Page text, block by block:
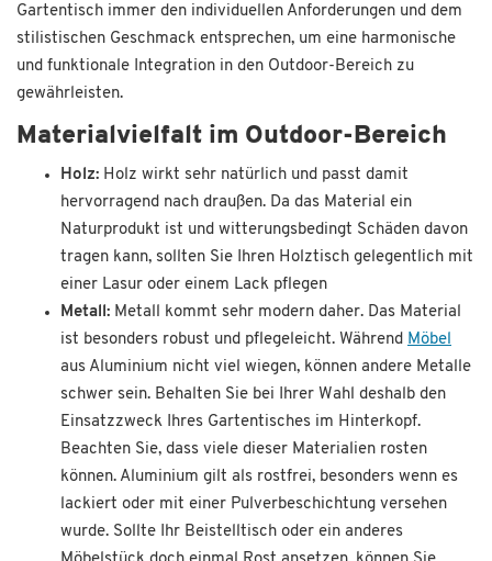
Gartentisch immer den individuellen Anforderungen und dem
stilistischen Geschmack entsprechen, um eine harmonische
und funktionale Integration in den Outdoor-Bereich zu
gewährleisten.
Materialvielfalt im Outdoor-Bereich
Holz: Holz wirkt sehr natürlich und passt damit
hervorragend nach draußen. Da das Material ein
Naturprodukt ist und witterungsbedingt Schäden davon
tragen kann, sollten Sie Ihren Holztisch gelegentlich mit
einer Lasur oder einem Lack pflegen
Metall: Metall kommt sehr modern daher. Das Material
ist besonders robust und pflegeleicht. Während Möbel
aus Aluminium nicht viel wiegen, können andere Metalle
schwer sein. Behalten Sie bei Ihrer Wahl deshalb den
Einsatzzweck Ihres Gartentisches im Hinterkopf.
Beachten Sie, dass viele dieser Materialien rosten
können. Aluminium gilt als rostfrei, besonders wenn es
lackiert oder mit einer Pulverbeschichtung versehen
wurde. Sollte Ihr Beistelltisch oder ein anderes